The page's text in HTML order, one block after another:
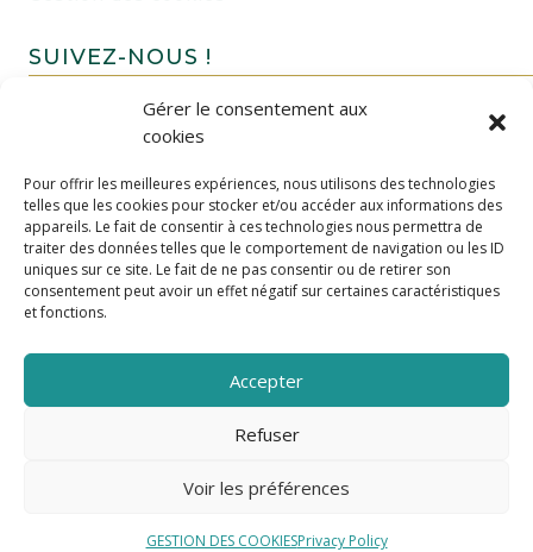
Gérer le consentement aux
cookies
Pour offrir les meilleures expériences, nous utilisons des technologies
telles que les cookies pour stocker et/ou accéder aux informations des
appareils. Le fait de consentir à ces technologies nous permettra de
traiter des données telles que le comportement de navigation ou les ID
uniques sur ce site. Le fait de ne pas consentir ou de retirer son
consentement peut avoir un effet négatif sur certaines caractéristiques
et fonctions.
Accepter
Refuser
Voir les préférences
GESTION DES COOKIESPrivacy Policy
SUIVEZ-NOUS !
FAIRE UN DON